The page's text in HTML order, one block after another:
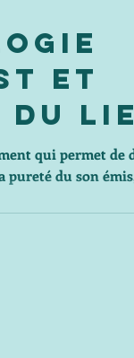
Et
Du
qui permet de
pureté du son